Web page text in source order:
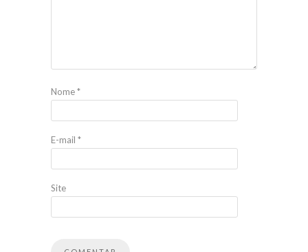
Nome*
E-mail *
Site